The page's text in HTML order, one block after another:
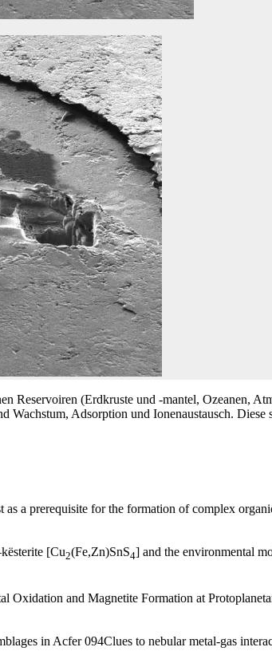
Reservoiren (Erdkruste und -mantel, Ozeanen,
Adsorption und Ionenaustausch.
a prerequisite for the formation of complex
[Cu2(Fe,Zn)SnS4] and the environmental
Oxidation and Magnetite Formation at
in Acfer 094Clues to nebular metal-gas